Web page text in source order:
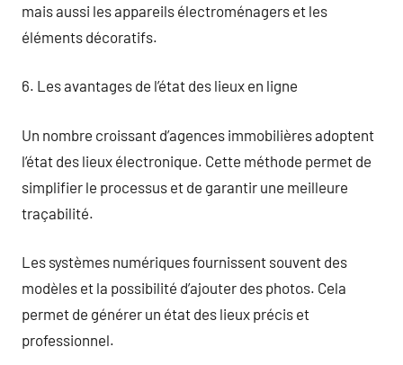
mais aussi les appareils électroménagers et les
éléments décoratifs.
6. Les avantages de l’état des lieux en ligne
Un nombre croissant d’agences immobilières adoptent
l’état des lieux électronique. Cette méthode permet de
simplifier le processus et de garantir une meilleure
traçabilité.
Les systèmes numériques fournissent souvent des
modèles et la possibilité d’ajouter des photos. Cela
permet de générer un état des lieux précis et
professionnel.